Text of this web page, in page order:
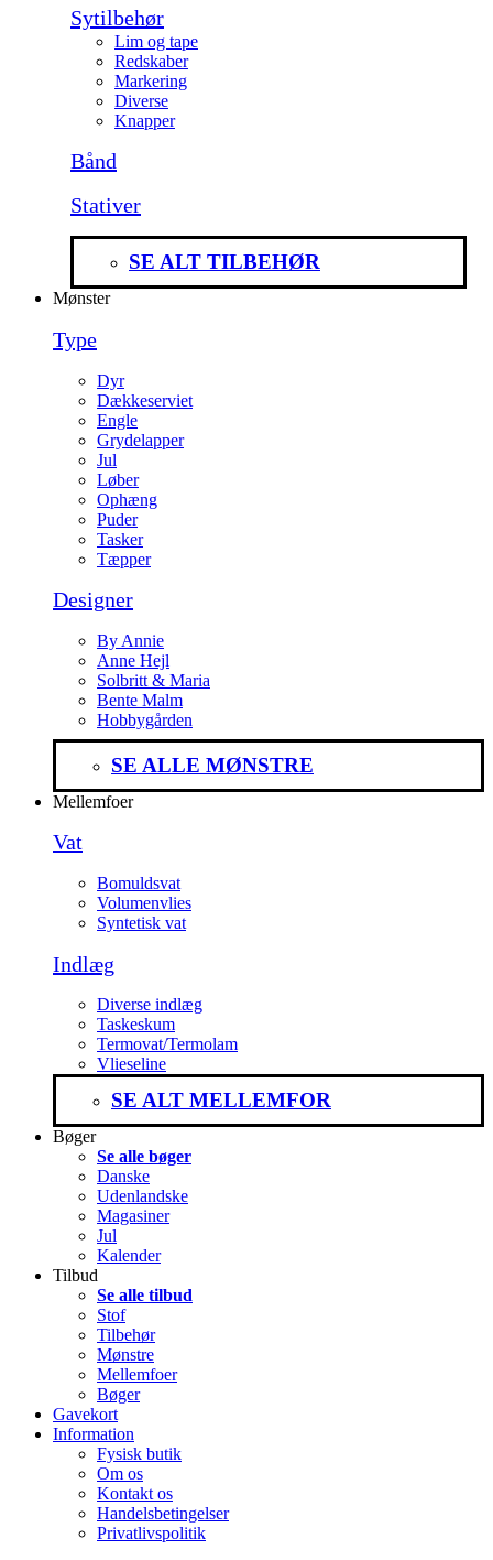
Sytilbehør
Lim og tape
Redskaber
Markering
Diverse
Knapper
Bånd
Stativer
SE ALT TILBEHØR
Mønster
Type
Dyr
Dækkeserviet
Engle
Grydelapper
Jul
Løber
Ophæng
Puder
Tasker
Tæpper
Designer
By Annie
Anne Hejl
Solbritt & Maria
Bente Malm
Hobbygården
SE ALLE MØNSTRE
Mellemfoer
Vat
Bomuldsvat
Volumenvlies
Syntetisk vat
Indlæg
Diverse indlæg
Taskeskum
Termovat/Termolam
Vlieseline
SE ALT MELLEMFOR
Bøger
Se alle bøger
Danske
Udenlandske
Magasiner
Jul
Kalender
Tilbud
Se alle tilbud
Stof
Tilbehør
Mønstre
Mellemfoer
Bøger
Gavekort
Information
Fysisk butik
Om os
Kontakt os
Handelsbetingelser
Privatlivspolitik